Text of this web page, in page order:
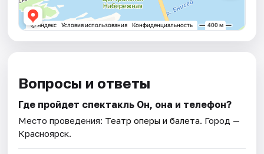
Вопросы и ответы
Где пройдет спектакль Он, она и телефон?
Место проведения: Театр оперы и балета. Город —
Красноярск.